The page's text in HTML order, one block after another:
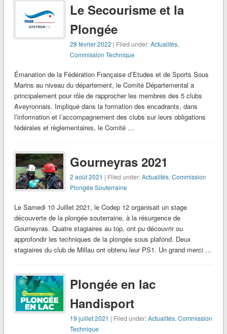
Le Secourisme et la
Plongée
28 février 2022 | Filed under:Actualités,
Commission Technique
Émanation de la Fédération Française d’Etudes et de Sports Sous
Marins au niveau du département, le Comité Départemental a
principalement pour rôle de rapprocher les membres des 5 clubs
Aveyronnais. Impliqué dans la formation des encadrants, dans
l’information et l’accompagnement des clubs sur leurs obligations
fédérales et règlementaires, le Comité …
Gourneyras 2021
2 août 2021 | Filed under:Actualités,Commission
Plongée Souterraine
Le Samedi 10 Juillet 2021, le Codep 12 organisait un stage
découverte de la plongée souterraine, à la résurgence de
Gourneyras. Quatre stagiaires au top, ont pu découvrir ou
approfondir les techniques de la plongée sous plafond. Deux
stagiaires du club de Millau ont obtenu leur PS1. Un grand merci …
Plongée en lac
Handisport
19 juillet 2021 | Filed under:Actualités,Commission
Technique